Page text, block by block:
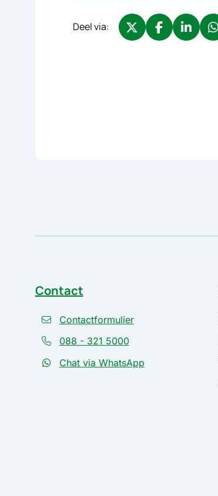
Deel via:
Contact
Contactformulier
088 - 321 5000
Chat via WhatsApp